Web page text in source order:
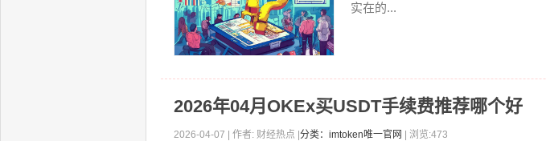
实在的...
2026年04月OKEx买USDT手续费推荐哪个好
2026-04-07 | 作者: 财经热点 | 分类：imtoken唯一官网 | 浏览:473